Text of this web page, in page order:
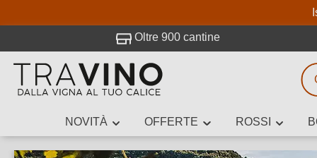
Oltre 900 cantine
NOVITÀ OFFERTE ROSSI
Ricerca vini
Inserisci
Travino.